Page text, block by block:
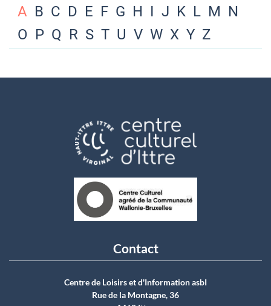
A B C D E F G H I J K L M N
O P Q R S T U V W X Y Z
Contact
Centre de Loisirs et d'Information asbI
Rue de la Montagne, 36